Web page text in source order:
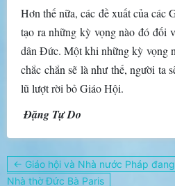
Hơn thế nữa, các đề xuất của các
tạo ra những kỳ vọng nào đó đối
dân Đức. Một khi những kỳ vọng
chắc chắn sẽ là như thế, người ta
lũ lượt rời bỏ Giáo Hội.
Đặng Tự Do
Điều
hướng
← Giáo hội và Nhà nước Pháp
Nhà thờ Đức Bà Paris